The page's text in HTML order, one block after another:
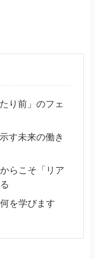
り前」のフェ
す未来の働き
らこそ「リア
を学びます